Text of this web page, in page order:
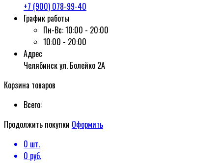
+7 (900) 078-99-40
График работы
Пн-Вс:10:00 - 20:00
10:00 - 20:00
Адрес
Челябинск ул. Болейко 2А
Корзина товаров
Всего:
Продолжить покупки Оформить
0 шт.
0 руб.